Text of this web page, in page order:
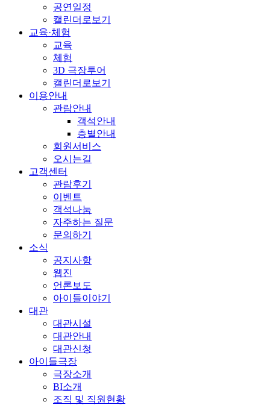
공연일정
캘린더로보기
교육·체험
교육
체험
3D 극장투어
캘린더로보기
이용안내
관람안내
객석안내
층별안내
회원서비스
오시는길
고객센터
관람후기
이벤트
객석나눔
자주하는 질문
문의하기
소식
공지사항
웹진
언론보도
아이들이야기
대관
대관시설
대관안내
대관신청
아이들극장
극장소개
BI소개
조직 및 직원현황